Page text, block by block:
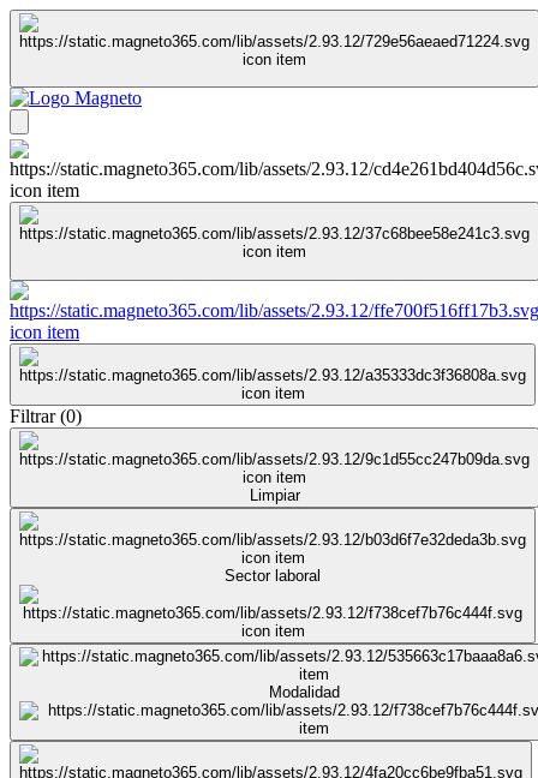
Filtrar(0)
Limpiar
Sector laboral
Modalidad